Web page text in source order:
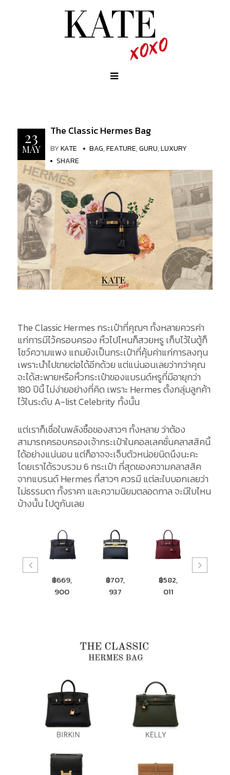
23
MAY
The Classic Hermes Bag
BYKATE BAG,FEATURE,GURU,LUXURY
SHARE
The Classic Hermes กระเป๋าที่คุณๆ ทั้งหลายควรค่า
แก่การมีไว้ครอบครอง หิ้วไปไหนก็สวยหรู เก็บไว้ในตู้ก็
โชว์ความแพง แถมยังเป็นกระเป๋าที่คุ้มค่าแก่การลงทุน
เพราะนำไปขายต่อได้อีกด้วย แต่แน่นอนเลยว่ากว่าคุณ
จะได้สะพายหรือหิ้วกระเป๋าของแบรนด์หรูที่มีอายุกว่า
180 ปีนี้ ไม่ง่ายอย่างที่คิด เพราะ Hermes ตั้งกลุ่มลูกค้า
ไว้ในระดับ A-list Celebrity ทั้งนั้น
แต่เราก็เชื่อในพลังซื้อของสาวๆ ทั้งหลาย ว่าต้อง
สามารถครอบครองเจ้ากระเป๋าในคอลเลคชั่นคลาสสิคนี้
ได้อย่างแน่นอน แต่ก็อาจจะเจ็บตัวหน่อยนิดนึงนะคะ
โดยเราได้รวบรวม 6 กระเป๋า ที่สุดของความคลาสสิค
จากแบรนด์ Hermes ที่สาวๆ ควรมี แต่ละใบบอกเลยว่า
ไม่ธรรมดา ทั้งราคา และความนิยมตลอดกาล จะมีใบไหน
บ้างนั้น ไปดูกันเลย
฿669,
900
฿707,
937
฿582,
011